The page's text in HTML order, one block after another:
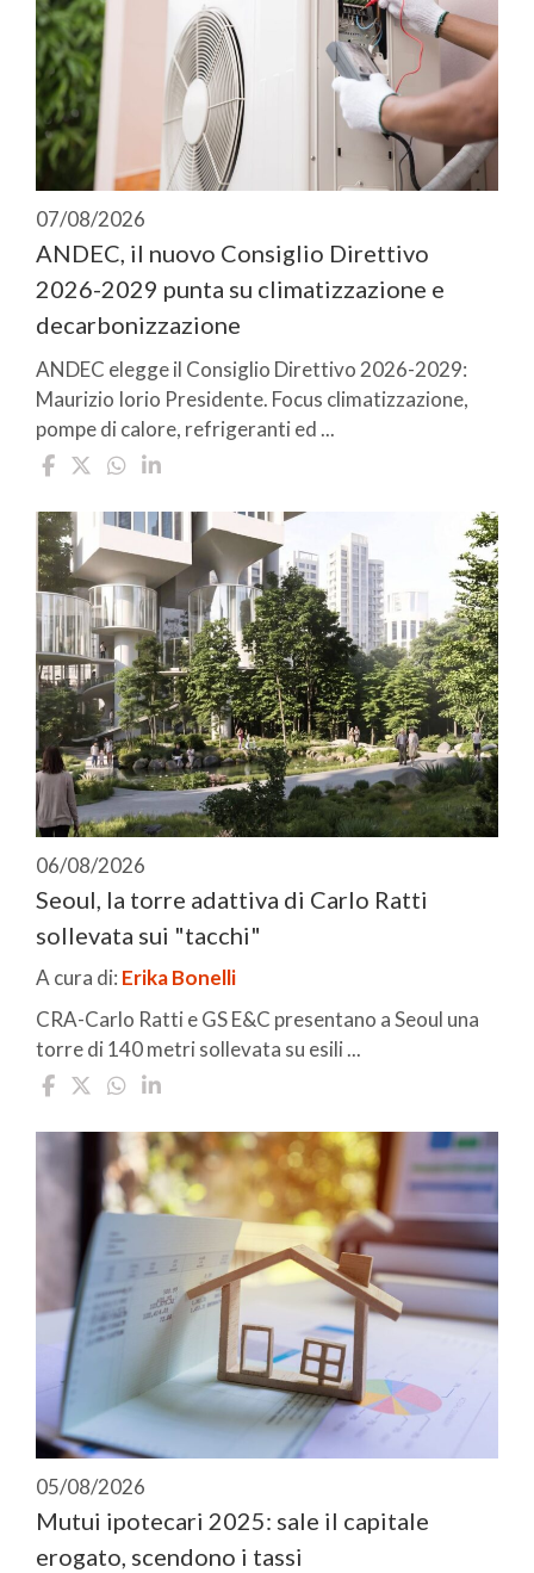
07/08/2026
ANDEC, il nuovo Consiglio Direttivo
2026-2029 punta su climatizzazione e
decarbonizzazione
ANDEC elegge il Consiglio Direttivo 2026-2029:
Maurizio Iorio Presidente. Focus climatizzazione,
pompe di calore, refrigeranti ed ...
06/08/2026
Seoul, la torre adattiva di Carlo Ratti
sollevata sui "tacchi"
A cura di: Erika Bonelli
CRA-Carlo Ratti e GS E&C presentano a Seoul una
torre di 140 metri sollevata su esili ...
05/08/2026
Mutui ipotecari 2025: sale il capitale
erogato, scendono i tassi